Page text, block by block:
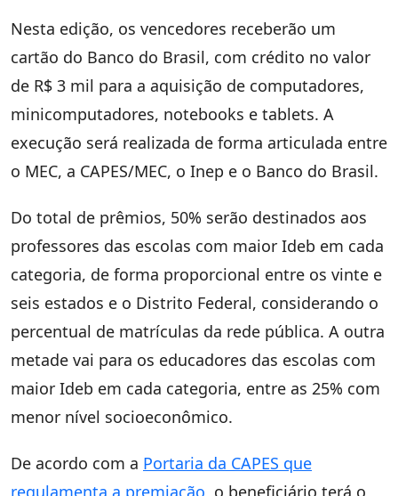
Nesta edição, os vencedores receberão um
cartão do Banco do Brasil, com crédito no valor
de R$ 3 mil para a aquisição de computadores,
minicomputadores, notebooks e tablets. A
execução será realizada de forma articulada entre
o MEC, a CAPES/MEC, o Inep e o Banco do Brasil.
Do total de prêmios, 50% serão destinados aos
professores das escolas com maior Ideb em cada
categoria, de forma proporcional entre os vinte e
seis estados e o Distrito Federal, considerando o
percentual de matrículas da rede pública. A outra
metade vai para os educadores das escolas com
maior Ideb em cada categoria, entre as 25% com
menor nível socioeconômico.
De acordo com a Portaria da CAPES que
regulamenta a premiação , o beneficiário terá o